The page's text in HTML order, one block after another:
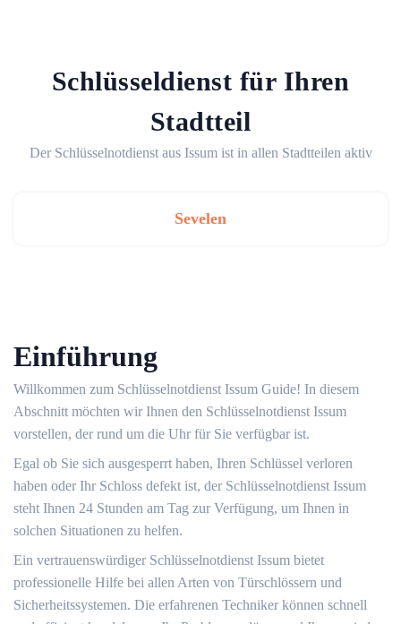
Schlüsseldienst für Ihren
Stadtteil
Der Schlüsselnotdienst aus Issum ist in allen Stadtteilen aktiv
Sevelen
Einführung
Willkommen zum Schlüsselnotdienst Issum Guide!​ In diesem
Abschnitt möchten wir Ihnen den Schlüsselnotdienst Issum
vorstellen, der rund um die Uhr für Sie verfügbar ist.​
Egal ob Sie sich ausgesperrt haben, Ihren Schlüssel verloren
haben oder Ihr Schloss defekt ist, der Schlüsselnotdienst Issum
steht Ihnen 24 Stunden am Tag zur Verfügung, um Ihnen in
solchen Situationen zu helfen.​
Ein vertrauenswürdiger Schlüsselnotdienst Issum bietet
professionelle Hilfe bei allen Arten von Türschlössern und
Sicherheitssystemen.​ Die erfahrenen Techniker können schnell